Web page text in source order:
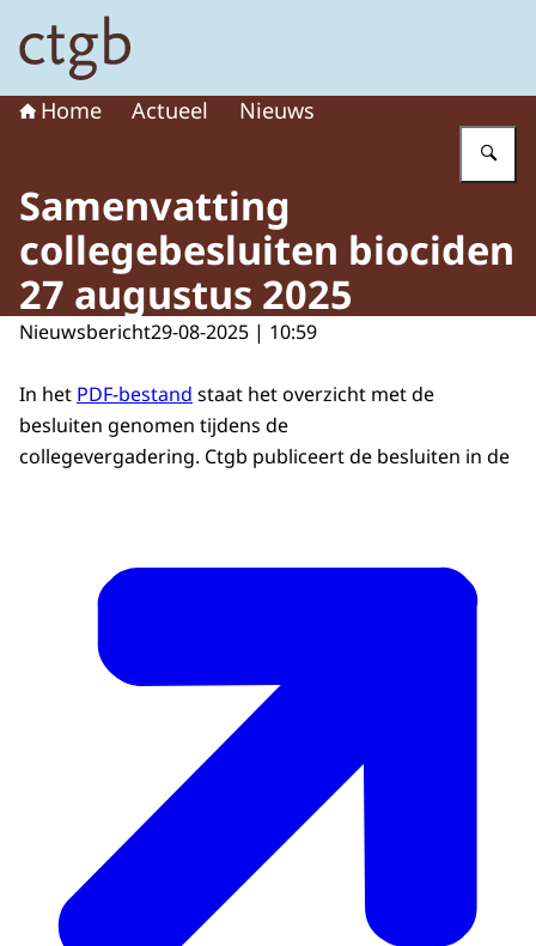
Naar de homepage van College voor de toelating van
Home Actueel Nieuws
Samenvatting
collegebesluiten biociden
27 augustus 2025
Nieuwsbericht29-08-2025 | 10:59
In het PDF-bestand staat het overzicht met de
besluiten genomen tijdens de
collegevergadering. Ctgb publiceert de besluiten in de